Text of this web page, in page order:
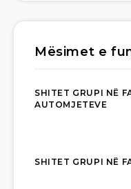
Mësimet e
SHITET GRUPI NË
AUTOMJETEVE
SHITET GRUPI NË